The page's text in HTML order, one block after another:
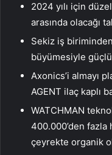
2024 yılı için
arasında olacağı
Sekiz iş
büyümesiyle
Axonics’i almayı
AGENT ilaç kaplı
WATCHMAN
400.000’den
çeyrekte organik